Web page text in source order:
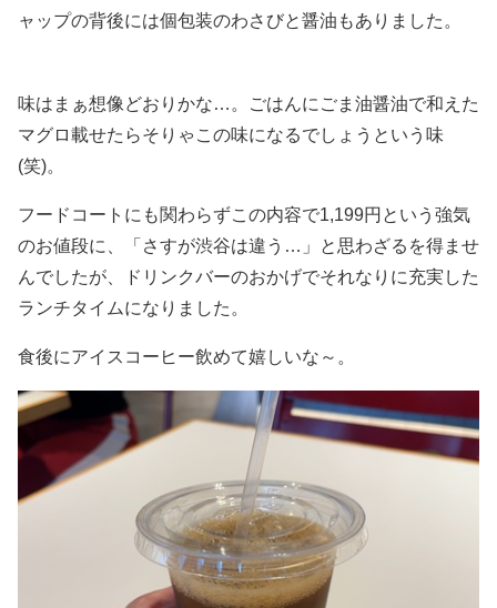
ャップの背後には個包装のわさびと醤油もありました。
味はまぁ想像どおりかな…。ごはんにごま油醤油で和えた
マグロ載せたらそりゃこの味になるでしょうという味
(笑)。
フードコートにも関わらずこの内容で1,199円という強気
のお値段に、「さすが渋谷は違う…」と思わざるを得ませ
んでしたが、ドリンクバーのおかげでそれなりに充実した
ランチタイムになりました。
食後にアイスコーヒー飲めて嬉しいな～。